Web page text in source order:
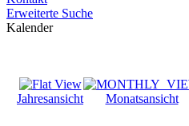
Erweiterte Suche
Kalender
Jahresansicht Monatsansicht